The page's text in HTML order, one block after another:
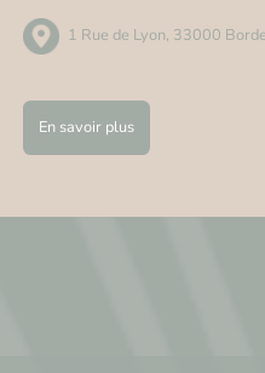
1 Rue de Lyon, 33000
En savoir plus